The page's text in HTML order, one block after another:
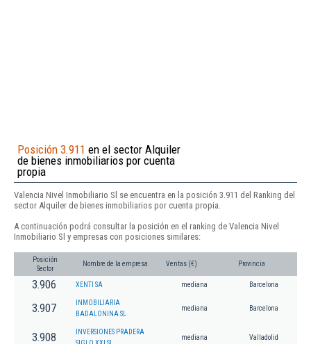
Posición 3.911 en el sector Alquiler
de bienes inmobiliarios por cuenta
propia
Valencia Nivel Inmobiliario Sl se encuentra en la posición 3.911 del Ranking del
sector Alquiler de bienes inmobiliarios por cuenta propia.
A continuación podrá consultar la posición en el ranking de Valencia Nivel
Inmobiliario Sl y empresas con posiciones similares:
Posición
Sector
Nombre de la empresa Ventas (€) Provincia
3.906 XENTI SA mediana Barcelona
3.907
INMOBILIARIA
BADALONINA SL
mediana Barcelona
3.908
INVERSIONES PRADERA
mediana Valladolid